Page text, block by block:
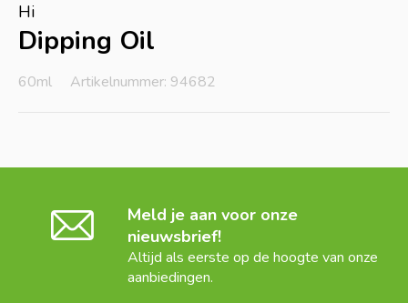
Hi
Dipping Oil
60ml Artikelnummer: 94682
Meld je aan voor onze
nieuwsbrief!
Altijd als eerste op de hoogte van onze
aanbiedingen.